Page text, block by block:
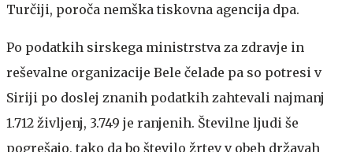
Turčiji, poroča nemška tiskovna agencija dpa.
Po podatkih sirskega ministrstva za zdravje in
reševalne organizacije Bele čelade pa so potresi v
Siriji po doslej znanih podatkih zahtevali najmanj
1.712 življenj, 3.749 je ranjenih. Številne ljudi še
pogrešajo, tako da bo število žrtev v obeh državah